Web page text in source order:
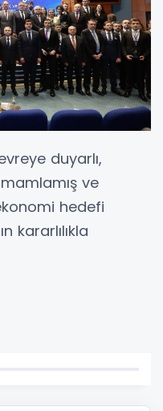
duyarlı,
ve
hedefi
kararlılıkla